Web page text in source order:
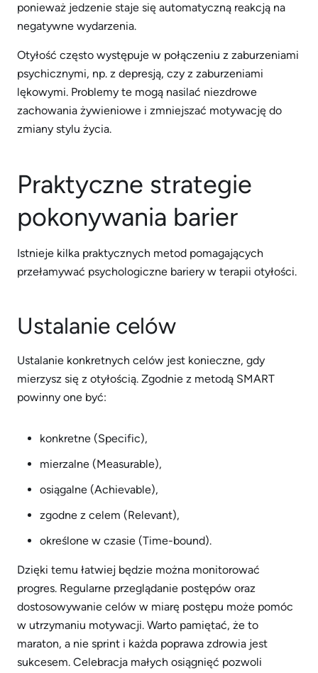
ponieważ jedzenie staje się automatyczną reakcją na
negatywne wydarzenia.
Otyłość często występuje w połączeniu z zaburzeniami
psychicznymi, np. z depresją, czy z zaburzeniami
lękowymi. Problemy te mogą nasilać niezdrowe
zachowania żywieniowe i zmniejszać motywację do
zmiany stylu życia.
Praktyczne strategie
pokonywania barier
Istnieje kilka praktycznych metod pomagających
przełamywać psychologiczne bariery w terapii otyłości.
Ustalanie celów
Ustalanie konkretnych celów jest konieczne, gdy
mierzysz się z otyłością. Zgodnie z metodą SMART
powinny one być:
konkretne (Specific),
mierzalne (Measurable),
osiągalne (Achievable),
zgodne z celem (Relevant),
określone w czasie (Time-bound).
Dzięki temu łatwiej będzie można monitorować
progres. Regularne przeglądanie postępów oraz
dostosowywanie celów w miarę postępu może pomóc
w utrzymaniu motywacji. Warto pamiętać, że to
maraton, a nie sprint i każda poprawa zdrowia jest
sukcesem. Celebracja małych osiągnięć pozwoli